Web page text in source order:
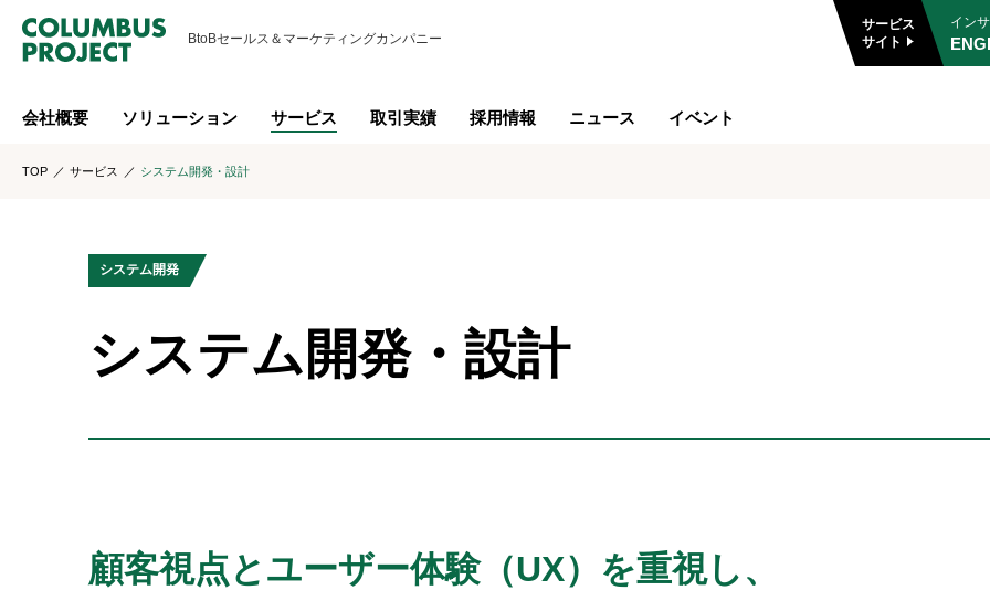
BtoBセールス＆ マーケティングカンパニー
サービス
サイト
イン
会社概要 ソリューション サービス 取引実績 採用情報 ニュース イベント
TOP サービス システム開発・設計
システム開発
システム開発・設計
顧客視点とユーザー体験（UX）を重視し、